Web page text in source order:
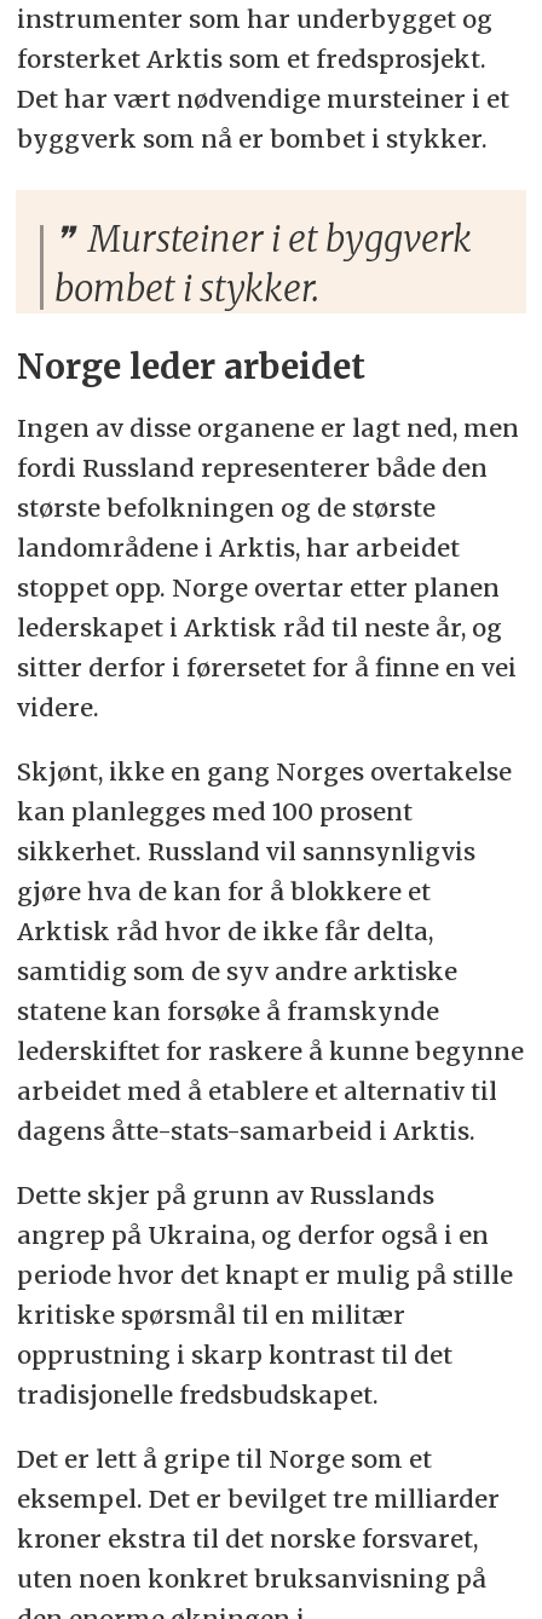
instrumenter som har underbygget og
forsterket Arktis som et fredsprosjekt.
Det har vært nødvendige mursteiner i et
byggverk som nå er bombet i stykker.
Mursteiner i et byggverk
bombet i stykker.
Norge leder arbeidet
Ingen av disse organene er lagt ned, men
fordi Russland representerer både den
største befolkningen og de største
landområdene i Arktis, har arbeidet
stoppet opp. Norge overtar etter planen
lederskapet i Arktisk råd til neste år, og
sitter derfor i førersetet for å finne en vei
videre.
Skjønt, ikke en gang Norges overtakelse
kan planlegges med 100 prosent
sikkerhet. Russland vil sannsynligvis
gjøre hva de kan for å blokkere et
Arktisk råd hvor de ikke får delta,
samtidig som de syv andre arktiske
statene kan forsøke å framskynde
lederskiftet for raskere å kunne begynne
arbeidet med å etablere et alternativ til
dagens åtte-stats-samarbeid i Arktis.
Dette skjer på grunn av Russlands
angrep på Ukraina, og derfor også i en
periode hvor det knapt er mulig på stille
kritiske spørsmål til en militær
opprustning i skarp kontrast til det
tradisjonelle fredsbudskapet.
Det er lett å gripe til Norge som et
eksempel. Det er bevilget tre milliarder
kroner ekstra til det norske forsvaret,
uten noen konkret bruksanvisning på